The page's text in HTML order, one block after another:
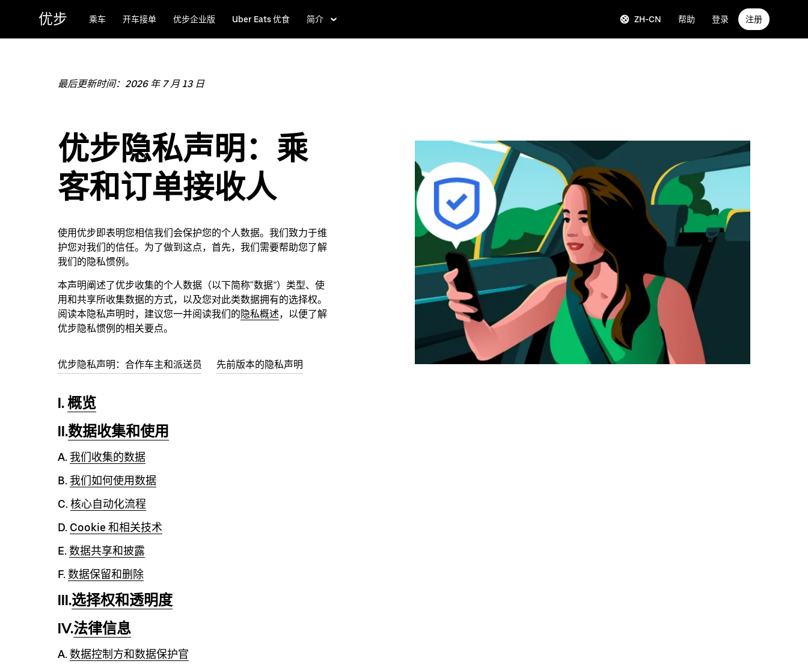
优步 乘车 开车接单 优步企业版 Uber Eats 优食 简介 ZH-CN 帮助 登录 注册
最后更新时间：2026 年 7 月 13 日
优步隐私声明：乘
客和订单接收人
使用优步即表明您相信我们会保护您的个人数据。我们致力于维
护您对我们的信任。为了做到这点，首先，我们需要帮助您了解
我们的隐私惯例。
本声明阐述了优步收集的个人数据（以下简称“数据”）类型、使
用和共享所收集数据的方式，以及您对此类数据拥有的选择权。
阅读本隐私声明时，建议您一并阅读我们的隐私概述，以便了解
优步隐私惯例的相关要点。
优步隐私声明：合作车主和派送员 先前版本的隐私声明
I.概览
II.数据收集和使用
A. 我们收集的数据
B. 我们如何使用数据
C.核心自动化流程
D. Cookie 和相关技术
E.数据共享和披露
F.数据保留和删除
III.选择权和透明度
IV.法律信息
A.数据控制方和数据保护官